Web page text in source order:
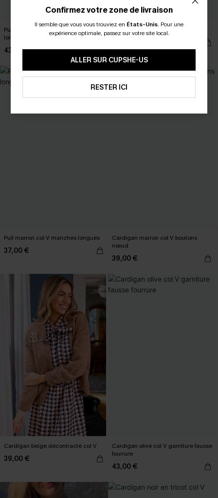
Pull crème col V en tricot manches
longues
43,00 €
Cardigan bleu col V syle preppy
Pull marron col V manches longues
37,00 €
Cardigan marron col V boutons
nœud
39,00 €
Cardigan beige décontracté col V
39,00 €
Cardigan olive col V garniture fausse
fourrure
43,00 €
Confirmez votre zone de livraison
Il semble que vous vous trouviez en États-Unis. Pour une
expérience optimale, passez sur votre site local.
ALLER SUR CUPSHE-US
RESTER ICI